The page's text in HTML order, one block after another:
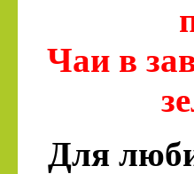
Чаи в
Для